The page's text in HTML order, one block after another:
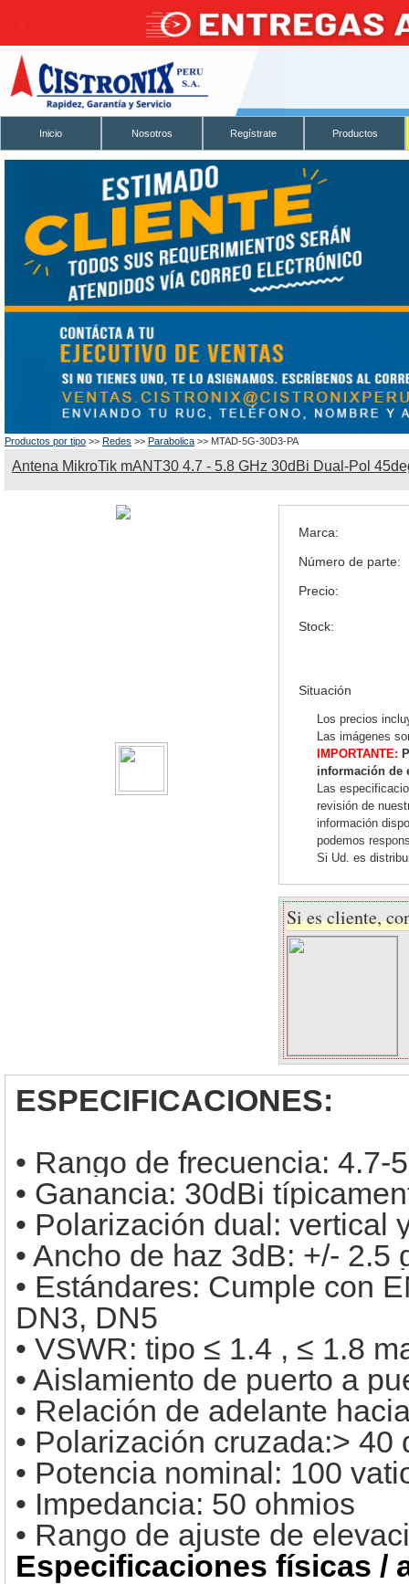
Inicio Nosotros Regístrate Productos
Productos por tipo >> Redes >> Parabolica >> MTAD-5G-30D3-PA
Antena MikroTik mANT30 4.7 - 5.8 GHz 30dBi Dual-Pol
Marca:
Número de parte:
Precio:
Stock:
Situación
Los precios
Las imágenes
IMPORTANTE:
información de
Las
revisión de
información
podemos
Si Ud. es
Si es cliente,
ESPECIFICACIONES:
• Rango de frecuencia: 4.7-
• Ganancia: 30dBi
• Polarización dual: vertical
• Ancho de haz 3dB: +/- 2.5
• Estándares: Cumple con
DN3, DN5
• VSWR: tipo ≤ 1.4 , ≤ 1.8
• Aislamiento de puerto a
• Relación de adelante
• Polarización cruzada:> 40
• Potencia nominal: 100
• Impedancia: 50 ohmios
• Rango de ajuste de
Especificaciones físicas /